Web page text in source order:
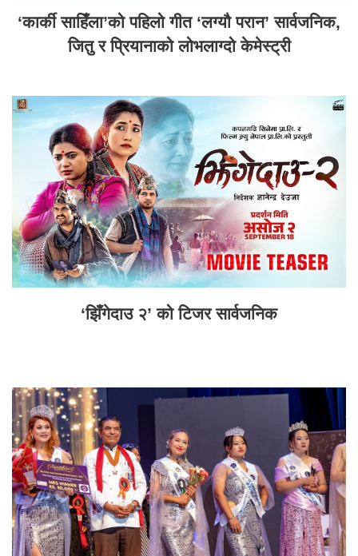
‘कार्की साहिँला’को पहिलो गीत ‘लग्यौ परान’ सार्वजनिक,
जितु र प्रियानाको लोभलाग्दो केमेस्ट्री
‘झिँगेदाउ २’ को टिजर सार्वजनिक